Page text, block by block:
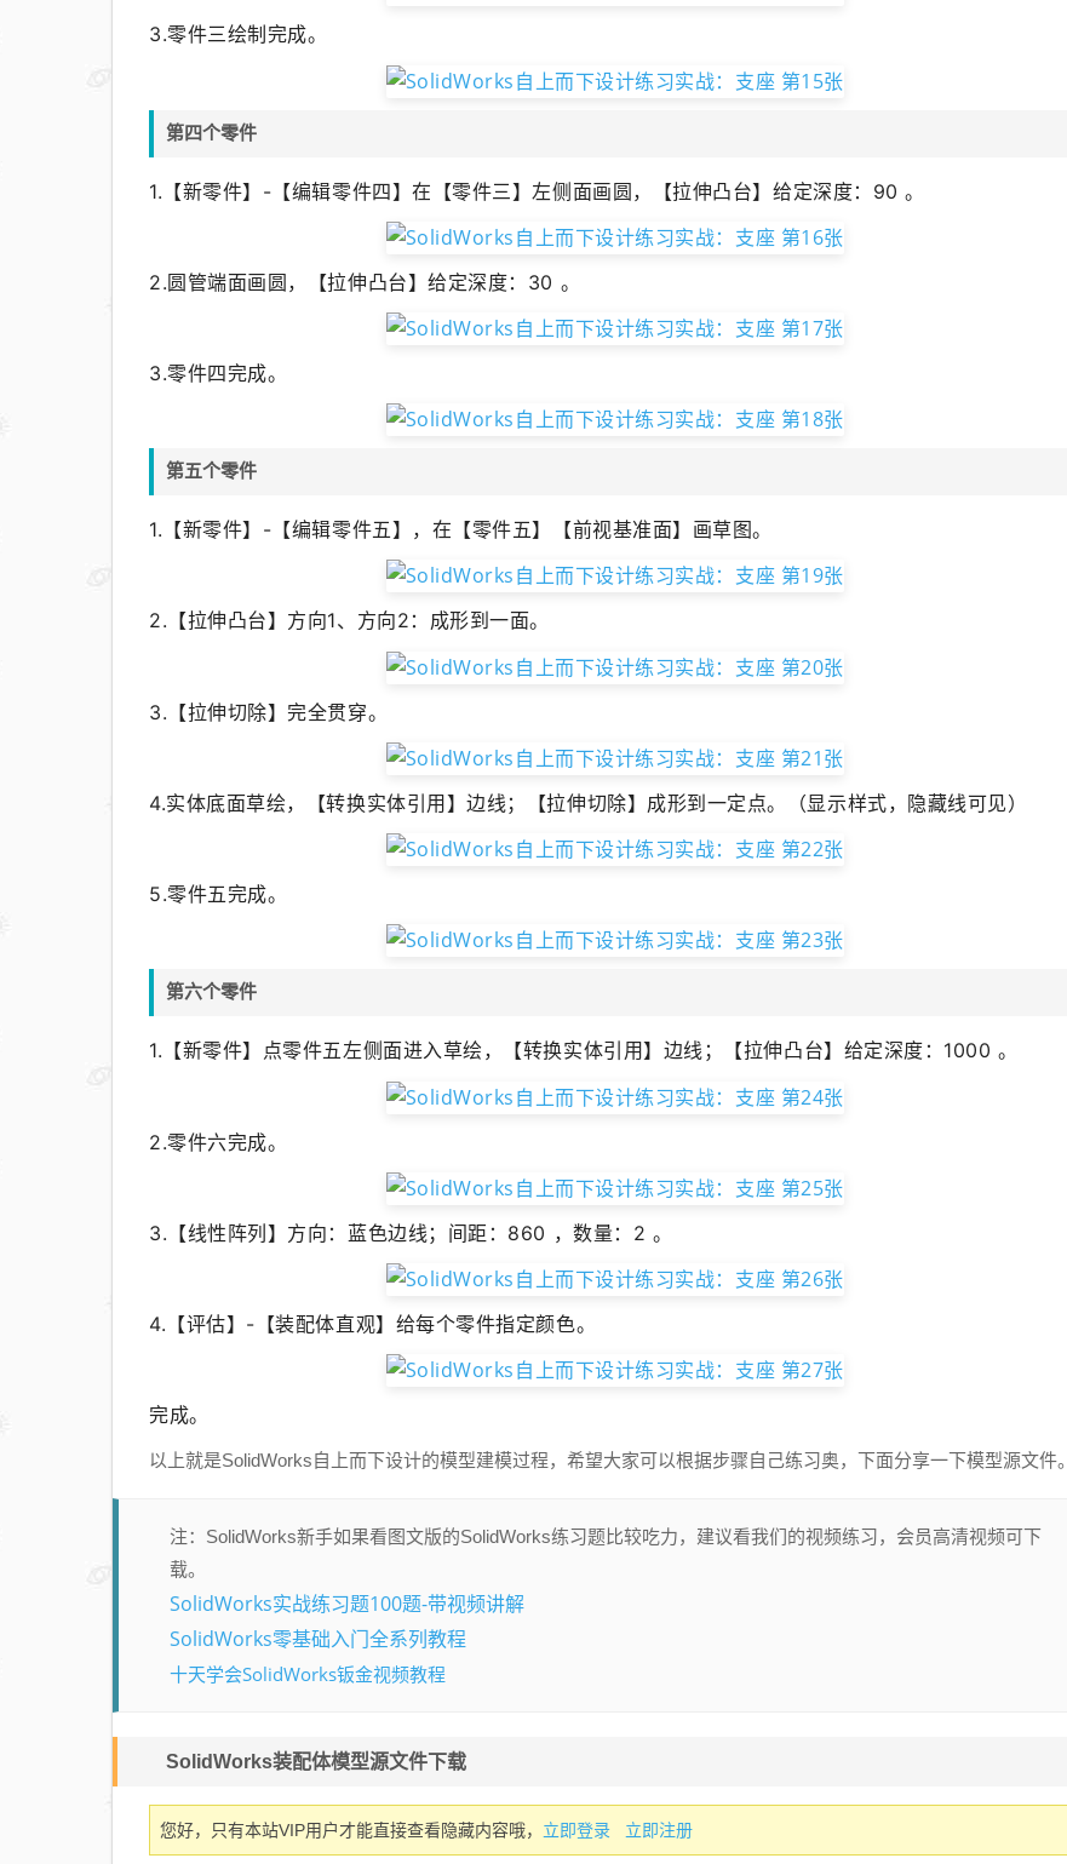
3.零件三绘制完成。
第四个零件
1. 【新零件】-【编辑零件四】在【零件三】左侧面画圆，【拉伸凸台】给定深度：90 。
2.圆管端面画圆，【拉伸凸台】给定深度：30 。
3.零件四完成。
第五个零件
1. 【新零件】-【编辑零件五】 ，在【零件五】【前视基准面】画草图。
2.【拉伸凸台】方向1、方向2：成形到一面。
3.【拉伸切除】完全贯穿。
4.实体底面草绘，【转换实体引用】边线；【拉伸切除】成形到一定点。（显示样式，隐藏线可见）
5.零件五完成。
第六个零件
1. 【新零件】点零件五左侧面进入草绘，【转换实体引用】边线；【拉伸凸台】给定深度：1000 。
2.零件六完成。
3.【线性阵列】方向：蓝色边线；间距：860 ，数量：2 。
4.【评估】-【装配体直观】给每个零件指定颜色。
完成。
以上就是SolidWorks自上而下设计的模型建模过程，希望大家可以根据步骤自己练习奥，下面分享一下模型源文件。
注：SolidWorks新手如果看图文版的SolidWorks练习题比较吃力，建议看我们的视频练习，会员高清视频可下
载。
SolidWorks实战练习题100题-带视频讲解
SolidWorks零基础入门全系列教程
十天学会SolidWorks钣金视频教程
SolidWorks装配体模型源文件下载
您好，只有本站VIP用户才能直接查看隐藏内容哦， 立即登录 立即注册